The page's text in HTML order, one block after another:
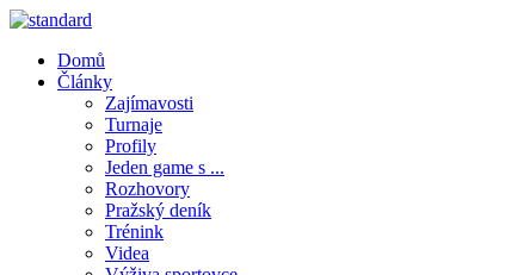
Domů
Články
Zajímavosti
Turnaje
Profily
Jeden game s ...
Rozhovory
Pražský deník
Trénink
Videa